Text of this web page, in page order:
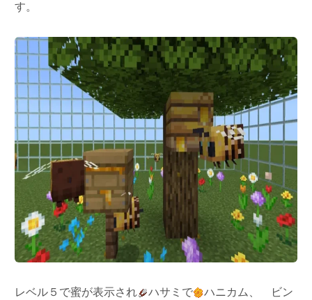
す。
レベル５で蜜が表示され ハサミで ハニカム、
ビン